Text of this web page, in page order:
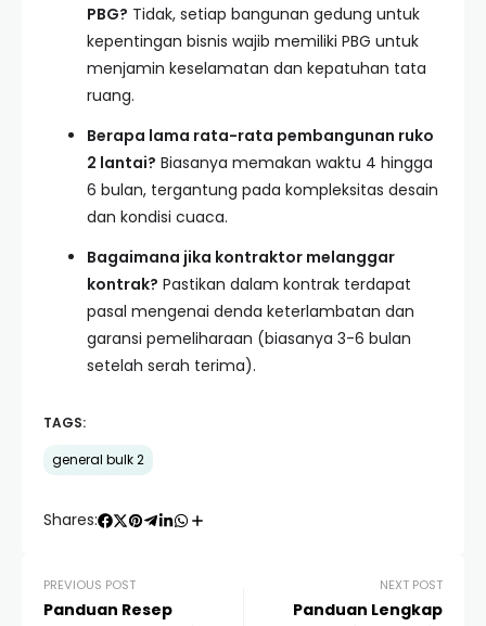
PBG? Tidak, setiap bangunan gedung untuk
kepentingan bisnis wajib memiliki PBG untuk
menjamin keselamatan dan kepatuhan tata
ruang.
Berapa lama rata-rata pembangunan ruko
2 lantai? Biasanya memakan waktu 4 hingga
6 bulan, tergantung pada kompleksitas desain
dan kondisi cuaca.
Bagaimana jika kontraktor melanggar
kontrak? Pastikan dalam kontrak terdapat
pasal mengenai denda keterlambatan dan
garansi pemeliharaan (biasanya 3-6 bulan
setelah serah terima).
TAGS:
general bulk 2
Shares:
PREVIOUS POST
Panduan Resep
NEXT POST
Panduan Lengkap